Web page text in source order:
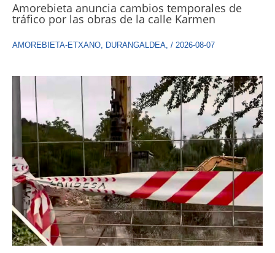
Amorebieta anuncia cambios temporales de
tráfico por las obras de la calle Karmen
AMOREBIETA-ETXANO DURANGALDEA / 2026-08-07